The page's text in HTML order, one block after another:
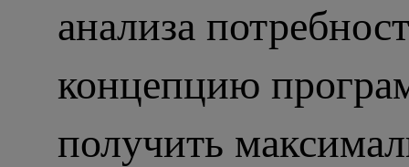
анализа
концепцию
получить